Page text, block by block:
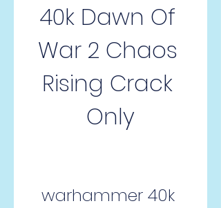
40k Dawn Of
War 2 Chaos
Rising Crack
Only
warhammer 40k